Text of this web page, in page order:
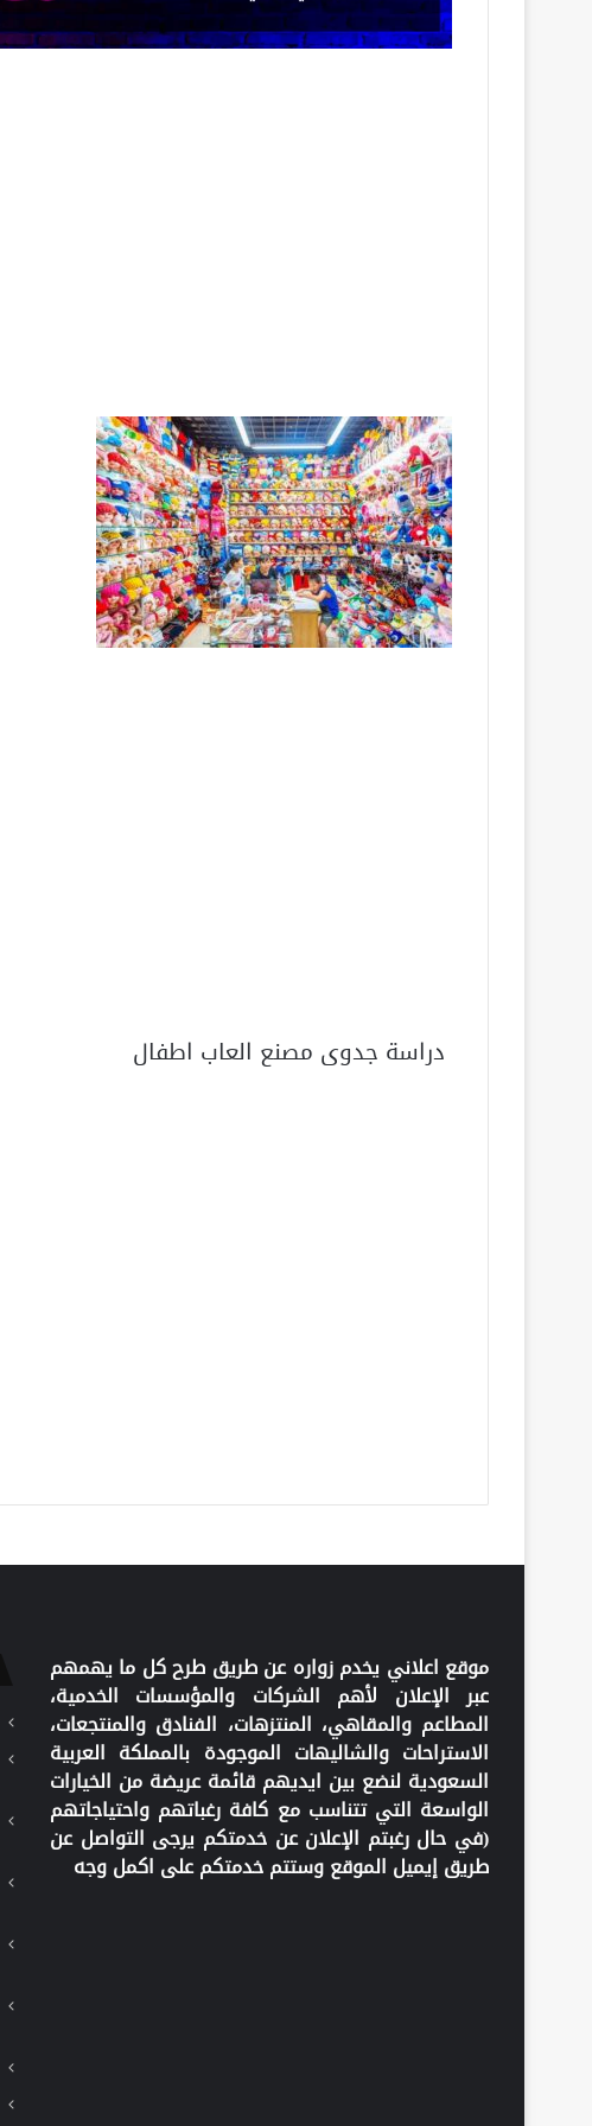
دراسة جدوى مصنع العاب اطفال
موقع اعلاني يخدم زواره عن طريق طرح كل ما يهمهم
عبر الإعلان لأهم الشركات والمؤسسات الخدمية،
المطاعم والمقاهي، المنتزهات، الفنادق والمنتجعات،
الاستراحات والشاليهات الموجودة بالمملكة العربية
السعودية لنضع بين ايديهم قائمة عريضة من الخيارات
الواسعة التي تتناسب مع كافة رغباتهم واحتياجاتهم
(في حال رغبتم الإعلان عن خدمتكم يرجى التواصل عن
طريق إيميل الموقع وستتم خدمتكم على اكمل وجه